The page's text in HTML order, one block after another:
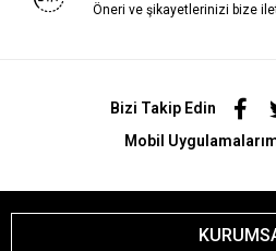
Öneri ve şikayetlerinizi bize
Bizi Takip Edin
Mobil